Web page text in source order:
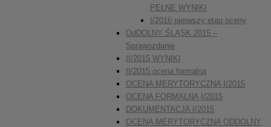
PEŁNE WYNIKI
I/2016 pierwszy etap oceny
OdDOLNY ŚLĄSK 2015 –
Sprawozdanie
II/2015 WYNIKI
II/2015 ocena formalna
OCENA MERYTORYCZNA I/2015
OCENA FORMALNA I/2015
DOKUMENTACJA I/2015
OCENA MERYTORYCZNA ODDOLNY